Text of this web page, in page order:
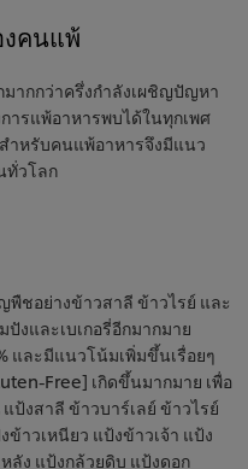
คนแพ้
ากกว่าครึ่งกำลังเผชิญปัญหา
ารแพ้อาหารพบได้ในทุกเพศ
ำหรับคนแพ้อาหารจึงมีแนว
ทั่วโลก
ชอย่างข้าวสาลี ข้าวไรย์ และ
งและเบเกอรี่อีกมากมาย
และมีแนวโน้มเพิ่มขึ้นเรื่อยๆ
Free] เกิดขึ้นมากมาย เพื่อ
แป้งสาลี ข้าวบาร์เลย์ ข้าวไรย์
ข้าวเหนียว แป้งข้าวเจ้า แป้ง
ง แป้งกล้วยดิบ แป้งดอก